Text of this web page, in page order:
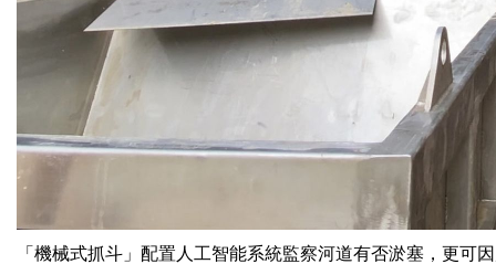
「機械式抓斗」配置人工智能系統監察河道有否淤塞，更可